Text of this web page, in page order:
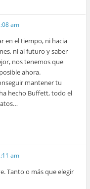
am
en el tiempo, ni hacia
ni al futuro y saber
nos tenemos que
ahora.
mantener tu
hecho Buffett, todo el
am
Tanto o más que elegir